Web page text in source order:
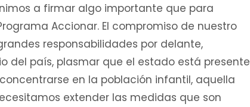
a firmar algo importante que para
Accionar. El compromiso de nuestro
responsabilidades por delante,
del país, plasmar que el estado está presente
en la población infantil, aquella
extender las medidas que son